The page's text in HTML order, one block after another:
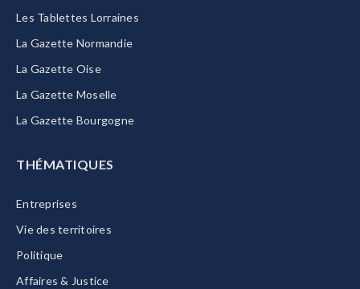
Les Tablettes Lorraines
La Gazette Normandie
La Gazette Oise
La Gazette Moselle
La Gazette Bourgogne
THÉMATIQUES
Entreprises
Vie des territoires
Politique
Affaires & Justice